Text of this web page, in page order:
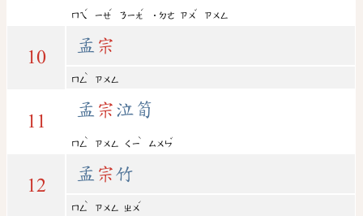
ㄇㄟ
ˊ
ㄧㄝ
ˊ
ㄋㄧㄤ
ˊ
˙ㄉㄜ ㄗㄨ
ˇ
ㄗㄨㄥ
10
孟 宗
ㄇㄥ
ˋ
ㄗㄨㄥ
11
孟 宗 泣筍
ㄇㄥ
ˋ
ㄗㄨㄥ ㄑㄧ
ˋ
ㄙㄨㄣ
ˇ
12
孟 宗竹
ㄇㄥ
ˋ
ㄗㄨㄥ ㄓㄨ
ˊ